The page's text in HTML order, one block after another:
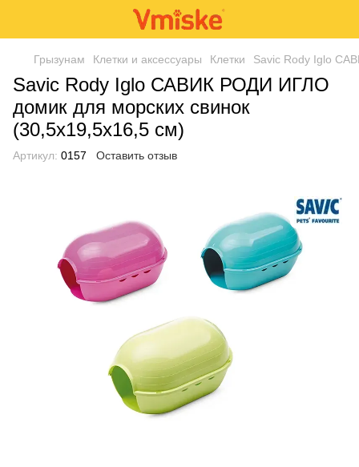
Грызунам Клетки и аксессуары Клетки Savic Rody Iglo
Savic Rody Iglo САВИК РОДИ ИГЛО
домик для морских свинок
(30,5х19,5х16,5 см)
Артикул: 0157 Оставить отзыв